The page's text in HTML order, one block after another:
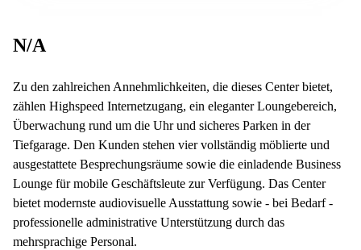
N/A
Zu den zahlreichen Annehmlichkeiten, die dieses Center bietet,
zählen Highspeed Internetzugang, ein eleganter Loungebereich,
Überwachung rund um die Uhr und sicheres Parken in der
Tiefgarage. Den Kunden stehen vier vollständig möblierte und
ausgestattete Besprechungsräume sowie die einladende Business
Lounge für mobile Geschäftsleute zur Verfügung. Das Center
bietet modernste audiovisuelle Ausstattung sowie - bei Bedarf -
professionelle administrative Unterstützung durch das
mehrsprachige Personal.